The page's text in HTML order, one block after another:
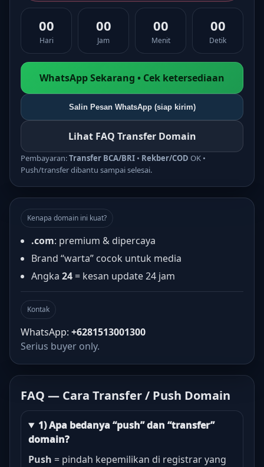
00
Hari
00
Jam
00
Menit
00
Detik
WhatsApp Sekarang • Cek ketersediaan
Salin Pesan WhatsApp (siap kirim)
Lihat FAQ Transfer Domain
Pembayaran:Transfer BCA/BRI • Rekber/COD OK •
Push/transfer dibantu sampai selesai.
Kenapa domain ini kuat?
.com: premium & dipercaya
Brand “warta” cocok untuk media
Angka 24 = kesan update 24 jam
Kontak
WhatsApp: +6281513001300
Serius buyer only.
FAQ — Cara Transfer / Push Domain
1) Apa bedanya “push” dan “transfer”
domain?
Push = pindah kepemilikan di registrar yang